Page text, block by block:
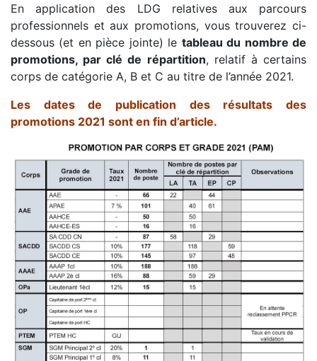
En application des LDG relatives aux parcours
professionnels et aux promotions, vous trouverez ci-
dessous (et en pièce jointe) le tableau du nombre de
promotions, par clé de répartition, relatif à certains
corps de catégorie A, B et C au titre de l’année 2021.
Les dates de publication des résultats des
promotions 2021 sont en fin d’article.